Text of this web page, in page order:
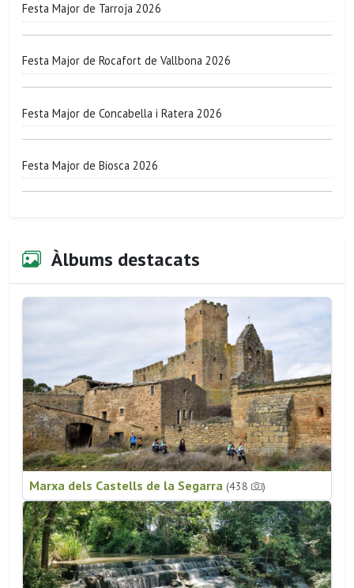
Festa Major de Tarroja 2026
Festa Major de Rocafort de Vallbona 2026
Festa Major de Concabella i Ratera 2026
Festa Major de Biosca 2026
Àlbums destacats
Marxa dels Castells de la Segarra (438 )